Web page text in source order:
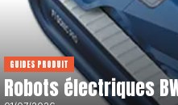
GUIDES PRODUIT
Robots électriques